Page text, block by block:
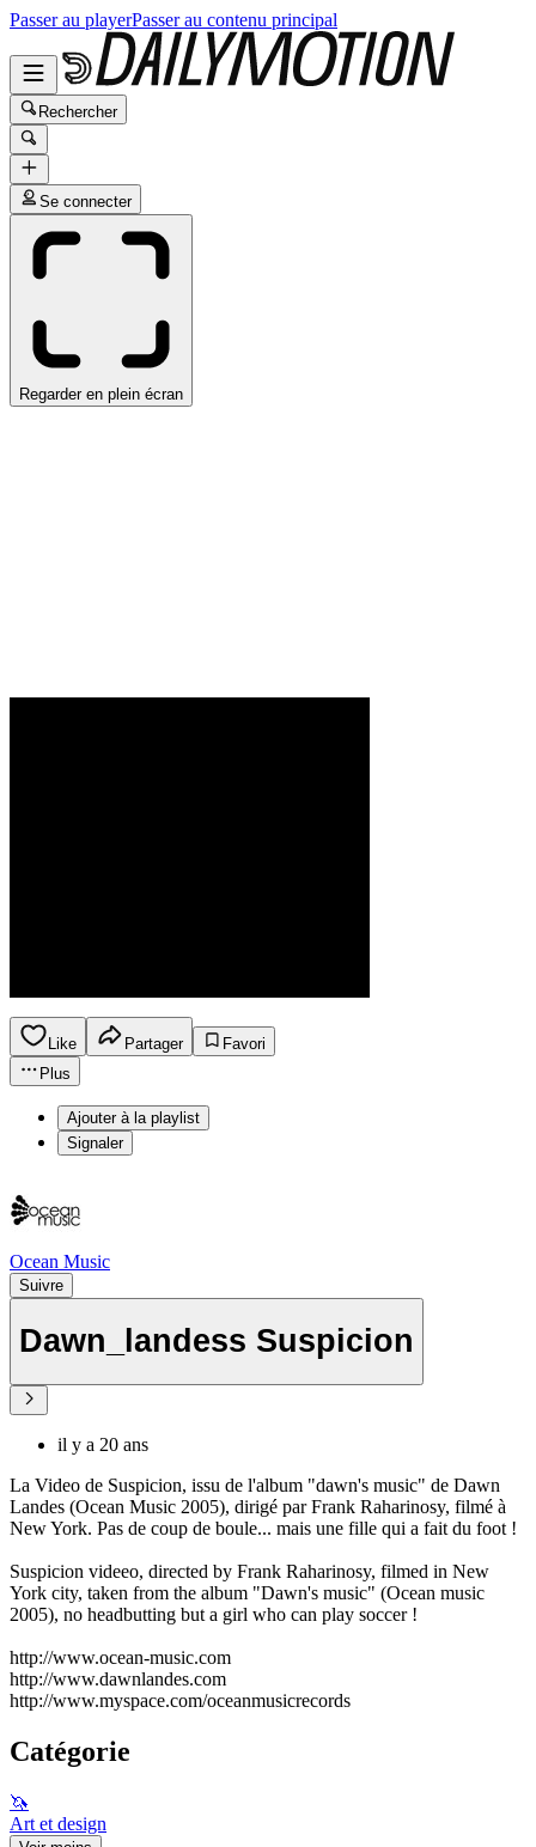
Passer au playerPasser au contenu principal
Rechercher
Se connecter
Regarder en plein écran
Like Partager
Favori
Plus
Ajouter à la playlist
Signaler
Ocean Music
Suivre
Dawn_landess Suspicion
il y a 20 ans
La Video de Suspicion, issu de l'album "dawn's music" de Dawn
Landes (Ocean Music 2005), dirigé par Frank Raharinosy, filmé à
New York. Pas de coup de boule... mais une fille qui a fait du foot !
Suspicion videeo, directed by Frank Raharinosy, filmed in New
York city, taken from the album "Dawn's music" (Ocean music
2005), no headbutting but a girl who can play soccer !
http://www.ocean-music.com
http://www.dawnlandes.com
http://www.myspace.com/oceanmusicrecords
Catégorie
🦄
Art et design